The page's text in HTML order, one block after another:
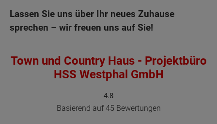
Lassen Sie uns über Ihr neues Zuhause
sprechen – wir freuen uns auf Sie!
Town und Country Haus - Projektbüro
HSS Westphal GmbH
4.8
Basierend auf 45 Bewertungen